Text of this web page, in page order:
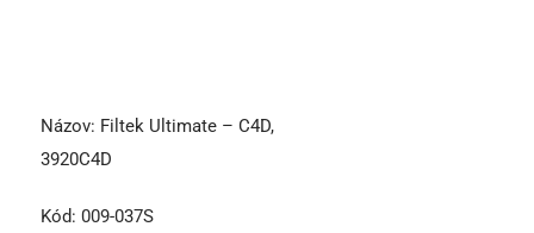
Názov: Filtek Ultimate – C4D,
3920C4D
Kód: 009-037S